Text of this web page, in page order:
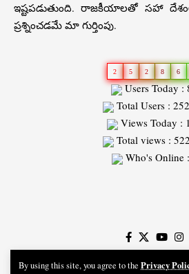
By using this site, you agree to the Privacy
ఇష్టపడుతుంది. రాజకీయాలతో సహా
ప్రశ్నించడమే మా గుర్తింపు.
2 5 2 8 6
Users Today :
Total Users :
Views Today :
Total views :
Who's Online